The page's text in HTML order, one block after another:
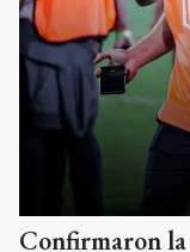
Confirmaron